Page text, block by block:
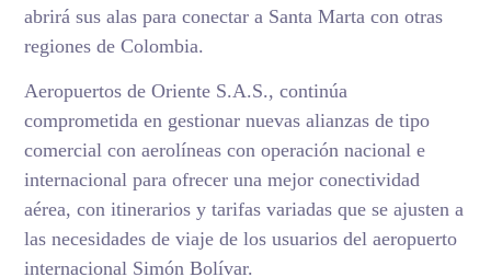
abrirá sus alas para conectar a Santa Marta con otras
regiones de Colombia.
Aeropuertos de Oriente S.A.S., continúa
comprometida en gestionar nuevas alianzas de tipo
comercial con aerolíneas con operación nacional e
internacional para ofrecer una mejor conectividad
aérea, con itinerarios y tarifas variadas que se ajusten a
las necesidades de viaje de los usuarios del aeropuerto
internacional Simón Bolívar.